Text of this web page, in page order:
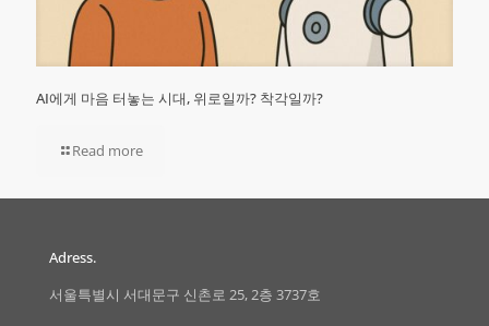
AI에게 마음 터놓는 시대, 위로일까? 착각일까?
Read more
Adress.
서울특별시 서대문구 신촌로 25, 2층 3737호